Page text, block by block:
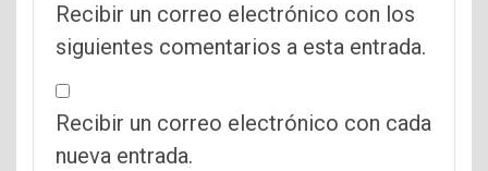
Recibir un correo electrónico con los
siguientes comentarios a esta entrada.
Recibir un correo electrónico con cada
nueva entrada.